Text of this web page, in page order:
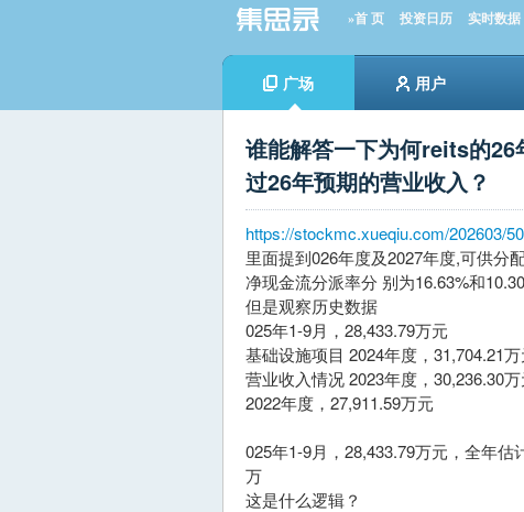
»首 页 投资日历 实时数据
广场 用户
谁能解答一下为何reits的26
过26年预期的营业收入？
https://stockmc.xueqiu.com/202603/
里面提到026年度及2027年度,可供分
净现金流分派率分 别为16.63%和
但是观察历史数据
025年1-9月，28,433.79万元
基础设施项目 2024年度，31,704.21
营业收入情况 2023年度，30,236.30
2022年度，27,911.59万元
025年1-9月，28,433.79万元，全年
万
这是什么逻辑？